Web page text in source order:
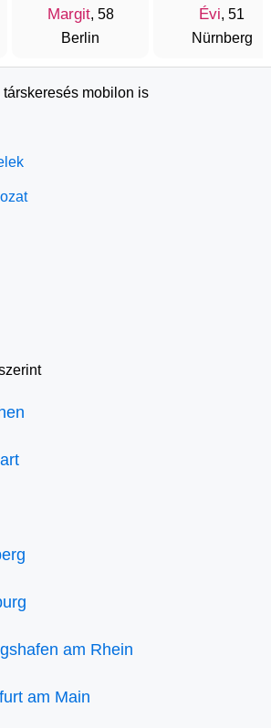
Margit, 58
Berlin
Évi, 51
Nürnberg
mobilon is
am Rhein
am Main